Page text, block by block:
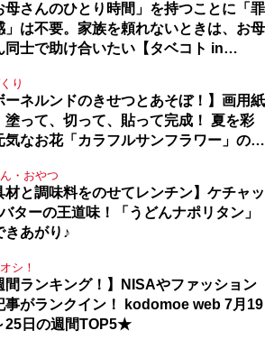
母さんのひとり時間」を持つことに「罪
」は不要。家族を頼れないときは、お母
同士で助け合いたい【タベコト in
り
ーネルンドのきせつとあそぼ！】画用紙
塗って、切って、貼って完成！ 夏を彩
気なお花「カラフルサンフラワー」の作
・おやつ
材と調味料をのせてレンチン】ケチャッ
ターの王道味！「うどんナポリタン」
きあがり♪
シ！
間ランキング！】NISAやファッション
事がランクイン！ kodomoe web 7月19
25日の週間TOP5★